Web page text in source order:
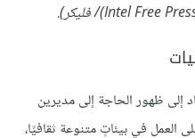
إلى ظهور الحاجة إلى مديرين
العمل في بيئاتٍ متنوعة ثقافيًا،